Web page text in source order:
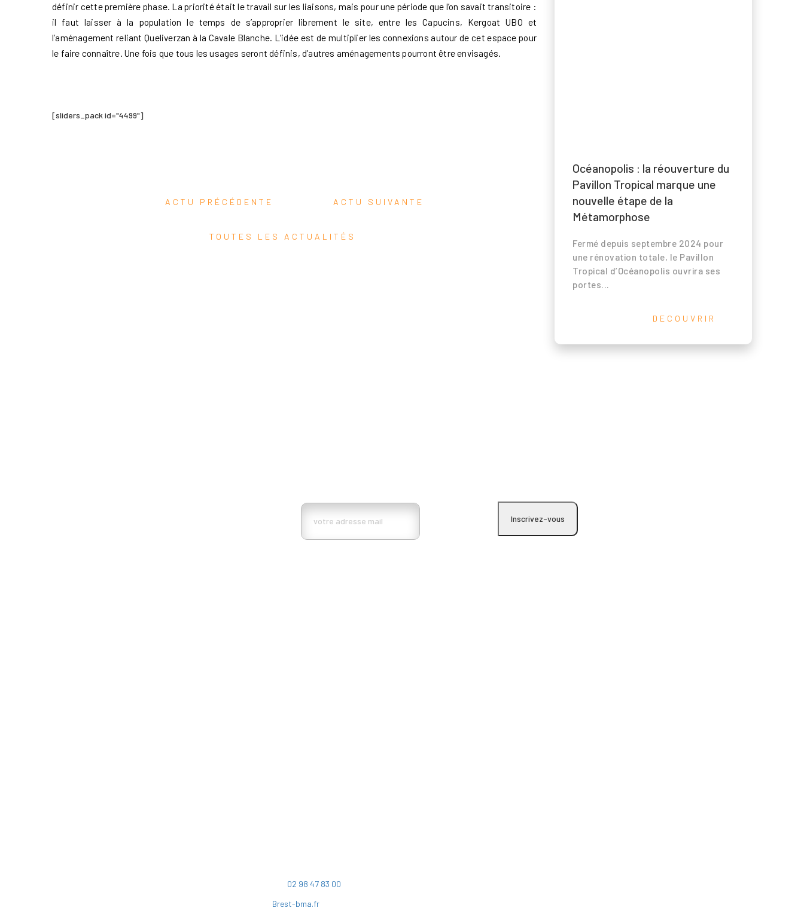
Contact
Newsletter
définir cette première phase. La priorité était le travail sur les liaisons, mais pour une période que l’on savait transitoire :
il faut laisser à la population le temps de s’approprier librement le site, entre les Capucins, Kergoat UBO et
l’aménagement reliant Queliverzan à la Cavale Blanche. L’idée est de multiplier les connexions autour de cet espace pour
le faire connaître. Une fois que tous les usages seront définis, d’autres aménagements pourront être envisagés.
[sliders_pack id="4499"]
ACTU PRÉCÉDENTE ACTU SUIVANTE
TOUTES LES ACTUALITÉS
Océanopolis : la réouverture du
Pavillon Tropical marque une
nouvelle étape de la
Métamorphose
Fermé depuis septembre 2024 pour
une rénovation totale, le Pavillon
Tropical d’Océanopolis ouvrira ses
portes...
DECOUVRIR
02 98 47 83 00
Brest-bma.fr